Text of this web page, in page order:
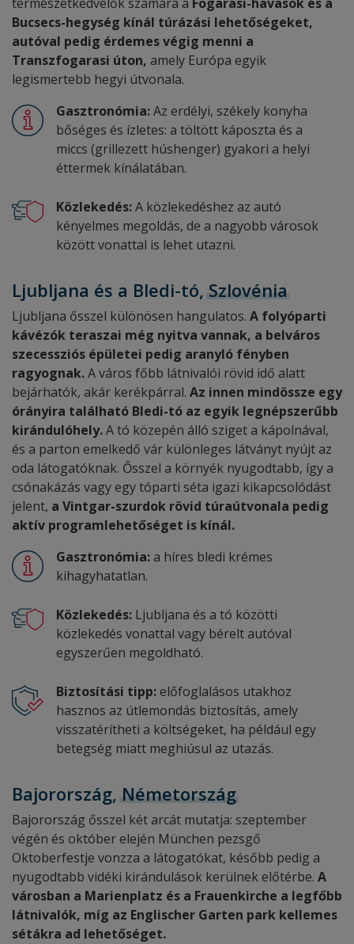
Bucsecs-hegység kínál túrázási lehetőségeket,
autóval pedig érdemes végig menni a
Transzfogarasi úton, amely Európa egyik
legismertebb hegyi útvonala.
Gasztronómia:Az erdélyi, székely konyha
bőséges és ízletes: a töltött káposzta és a
miccs (grillezett húshenger) gyakori a helyi
éttermek kínálatában.
Közlekedés:A közlekedéshez az autó
kényelmes megoldás, de a nagyobb városok
között vonattal is lehet utazni.
Ljubljana és a Bledi-tó, Szlovénia
Ljubljana ősszel különösen hangulatos. A folyóparti
kávézók teraszai még nyitva vannak, a belváros
szecessziós épületei pedig aranyló fényben
ragyognak.A város főbb látnivalói rövid idő alatt
bejárhatók, akár kerékpárral. Az innen mindössze egy
órányira található Bledi-tó az egyik legnépszerűbb
kirándulóhely.A tó közepén álló sziget a kápolnával,
és a parton emelkedő vár különleges látványt nyújt az
oda látogatóknak. Ősszel a környék nyugodtabb, így a
csónakázás vagy egy tóparti séta igazi kikapcsolódást
jelent, a Vintgar-szurdok rövid túraútvonala pedig
aktív programlehetőséget is kínál.
Gasztronómia:a híres bledi krémes
kihagyhatatlan.
Közlekedés: Ljubljana és a tó közötti
közlekedés vonattal vagy bérelt autóval
egyszerűen megoldható.
Biztosítási tipp:előfoglalásos utakhoz
hasznos az útlemondás biztosítás, amely
visszatérítheti a költségeket, ha például egy
betegség miatt meghiúsul az utazás.
Bajorország, Németország
Bajorország ősszel két arcát mutatja: szeptember
végén és október elején München pezsgő
Oktoberfestje vonzza a látogatókat, később pedig a
nyugodtabb vidéki kirándulások kerülnek előtérbe. A
városban a Marienplatz és a Frauenkirche a legfőbb
látnivalók, míg az Englischer Garten park kellemes
sétákra ad lehetőséget.